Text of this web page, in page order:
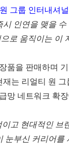
원 그룹 인터내셔널
시 인연을 맺을 수
으로 움직이는 이
품을 판매하며
재는 리얼티 원 그
망 네트워크 확
이고 현대적인 브
눈부신 커리어를